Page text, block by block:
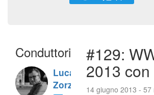
Conduttori
Luca
Zorzi
#129:
2013
14 giugno 2013 - 57